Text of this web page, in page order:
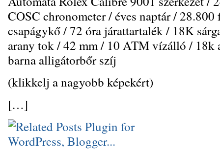
COSC chronometer / éves naptár /
csapágykő / 72 óra járattartalék / 18K
arany tok / 42 mm / 10 ATM vízálló / 18k
barna alligátorbőr szíj
(klikkelj a nagyobb képekért)
[…]